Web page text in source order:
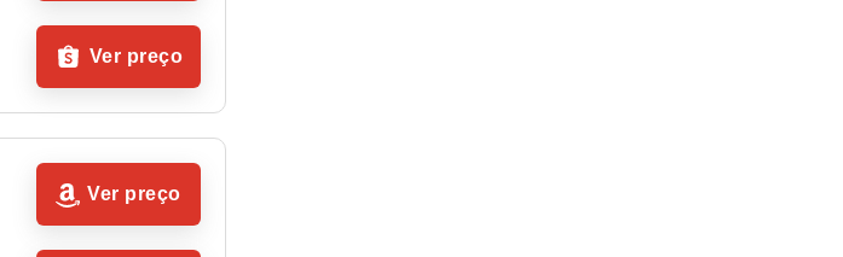
Ver preço
Ver preço